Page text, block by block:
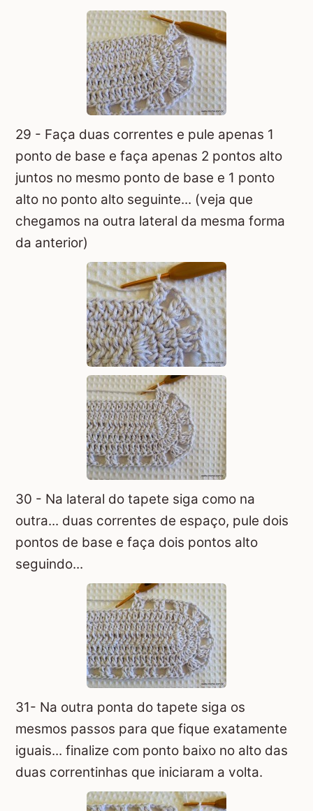
29 - Faça duas correntes e pule apenas 1
ponto de base e faça apenas 2 pontos alto
juntos no mesmo ponto de base e 1 ponto
alto no ponto alto seguinte... (veja que
chegamos na outra lateral da mesma forma
da anterior)
30 - Na lateral do tapete siga como na
outra... duas correntes de espaço, pule dois
pontos de base e faça dois pontos alto
seguindo...
31- Na outra ponta do tapete siga os
mesmos passos para que fique exatamente
iguais... finalize com ponto baixo no alto das
duas correntinhas que iniciaram a volta.